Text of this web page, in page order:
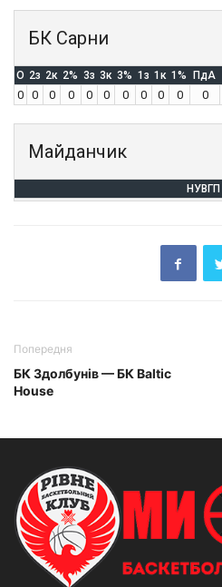
БК Сарни
O 2з 2к 2% 3з 3к 3% 1з 1к 1% ПдА
0 0 0 0 0 0 0 0 0 0 0
Майданчик
НУВГП
Попередня
БК Здолбунів — БК Baltic
House